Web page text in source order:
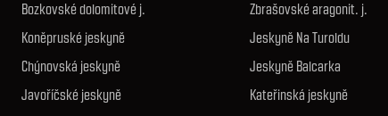
Bozkovské dolomitové j.
Koněpruské jeskyně
Chýnovská jeskyně
Javoříčské jeskyně
Zbrašovské aragonit. j.
Jeskyně Na Turoldu
Jeskyně Balcarka
Kateřinská jeskyně